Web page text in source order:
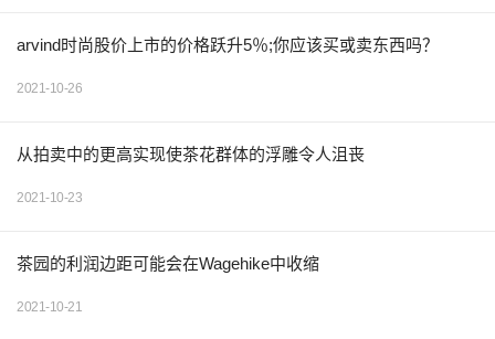
arvind时尚股价上市的价格跃升5％;你应该买或卖东西吗？
2021-10-26
从拍卖中的更高实现使茶花群体的浮雕令人沮丧
2021-10-23
茶园的利润边距可能会在Wagehike中收缩
2021-10-21